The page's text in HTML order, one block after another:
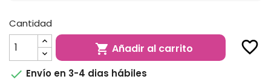
Cantidad
 Añadir al carrito favorite_border
 Envío en 3-4 dias hábiles